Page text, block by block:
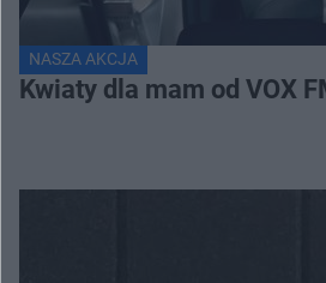
NASZA AKCJA
Kwiaty dla mam od VOX